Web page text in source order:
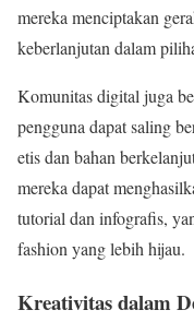
mereka menciptakan
keberlanjutan dalam
Komunitas digital juga
pengguna dapat saling
etis dan bahan
mereka dapat
tutorial dan infografis,
fashion yang lebih hijau.
Kreativitas dalam